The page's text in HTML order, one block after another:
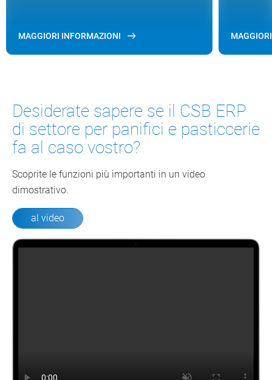
MAGGIORI INFORMAZIONI
Desiderate sapere se il CSB ERP
di settore per panifici e pasticcerie
fa al caso vostro?
Scoprite le funzioni più importanti in un video
dimostrativo.
al video